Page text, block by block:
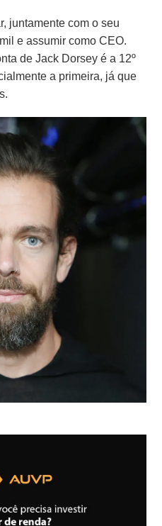
juntamente com o seu
e assumir como CEO.
de Jack Dorsey é a 12º
a primeira, já que